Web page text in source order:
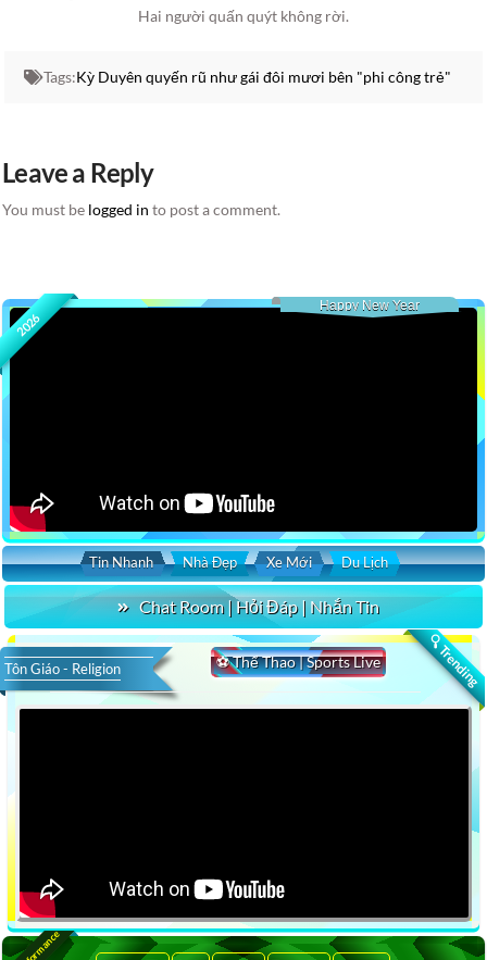
Hai người quấn quýt không rời.
Tags:Kỳ Duyên quyến rũ như gái đôi mươi bên "phi công trẻ"
Leave a Reply
You must be logged in to post a comment.
2026
Happy New Year
Tin Nhanh Nhà Đẹp Xe Mới Du Lịch
Chat Room | Hỏi Đáp | Nhắn Tin
🔍 Trending
⚽ Thể Thao | Sports Live
Tôn Giáo - Religion